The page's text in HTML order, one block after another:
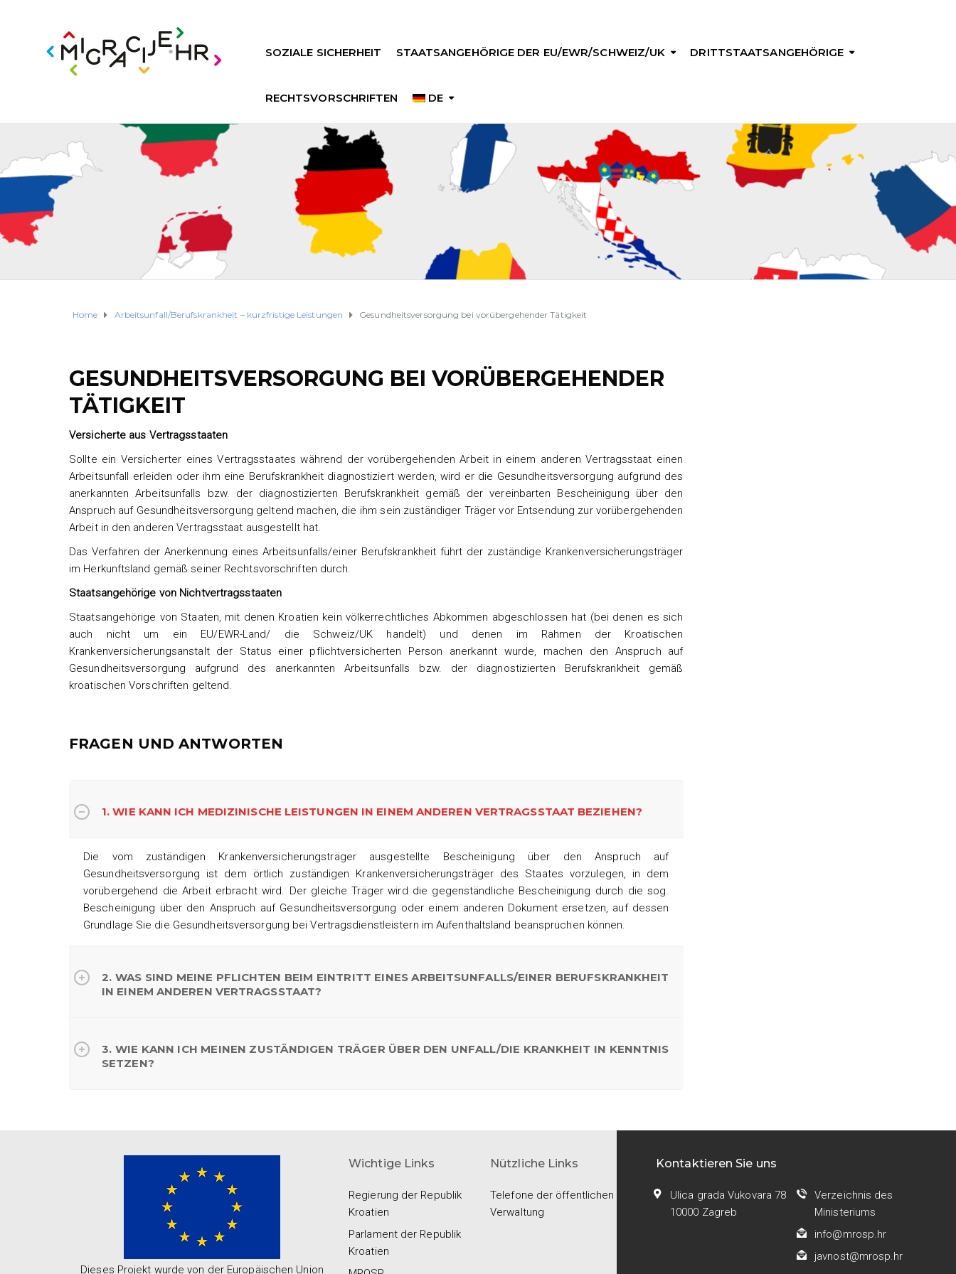
SOZIALE SICHERHEIT STAATSANGEHÖRIGE DER EU/EWR/SCHWEIZ/UK DRITTSTAATSANGEHÖRIGE
RECHTSVORSCHRIFTEN DE
Home Arbeitsunfall/Berufskrankheit – kurzfristige Leistungen Gesundheitsversorgung bei vorübergehender Tätigkeit
GESUNDHEITSVERSORGUNG BEI VORÜBERGEHENDER
TÄTIGKEIT
Versicherte aus Vertragsstaaten
Sollte ein Versicherter eines Vertragsstaates während der vorübergehenden Arbeit in einem anderen Vertragsstaat einen
Arbeitsunfall erleiden oder ihm eine Berufskrankheit diagnostiziert werden, wird er die Gesundheitsversorgung aufgrund des
anerkannten Arbeitsunfalls bzw. der diagnostizierten Berufskrankheit gemäß der vereinbarten Bescheinigung über den
Anspruch auf Gesundheitsversorgung geltend machen, die ihm sein zuständiger Träger vor Entsendung zur vorübergehenden
Arbeit in den anderen Vertragsstaat ausgestellt hat.
Das Verfahren der Anerkennung eines Arbeitsunfalls/einer Berufskrankheit führt der zuständige Krankenversicherungsträger
im Herkunftsland gemäß seiner Rechtsvorschriften durch.
Staatsangehörige von Nichtvertragsstaaten
Staatsangehörige von Staaten, mit denen Kroatien kein völkerrechtliches Abkommen abgeschlossen hat (bei denen es sich
auch nicht um ein EU/EWR-Land/ die Schweiz/UK handelt) und denen im Rahmen der Kroatischen
Krankenversicherungsanstalt der Status einer pflichtversicherten Person anerkannt wurde, machen den Anspruch auf
Gesundheitsversorgung aufgrund des anerkannten Arbeitsunfalls bzw. der diagnostizierten Berufskrankheit gemäß
kroatischen Vorschriften geltend.
FRAGEN UND ANTWORTEN
1. WIE KANN ICH MEDIZINISCHE LEISTUNGEN IN EINEM ANDEREN VERTRAGSSTAAT BEZIEHEN?
Die vom zuständigen Krankenversicherungsträger ausgestellte Bescheinigung über den Anspruch auf
Gesundheitsversorgung ist dem örtlich zuständigen Krankenversicherungsträger des Staates vorzulegen, in dem
vorübergehend die Arbeit erbracht wird. Der gleiche Träger wird die gegenständliche Bescheinigung durch die sog.
Bescheinigung über den Anspruch auf Gesundheitsversorgung oder einem anderen Dokument ersetzen, auf dessen
Grundlage Sie die Gesundheitsversorgung bei Vertragsdienstleistern im Aufenthaltsland beanspruchen können.
2. WAS SIND MEINE PFLICHTEN BEIM EINTRITT EINES ARBEITSUNFALLS/EINER BERUFSKRANKHEIT
IN EINEM ANDEREN VERTRAGSSTAAT?
3. WIE KANN ICH MEINEN ZUSTÄNDIGEN TRÄGER ÜBER DEN UNFALL/DIE KRANKHEIT IN KENNTNIS
SETZEN?
Dieses Projekt wurde von der Europäischen Union
Wichtige Links
Regierung der Republik
Kroatien
Parlament der Republik
Kroatien
Nützliche Links
Telefone der öffentlichen
Verwaltung
Kontaktieren Sie uns
Ulica grada Vukovara 78
10000 Zagreb
Verzeichnis des
Ministeriums
info@mrosp.hr
javnost@mrosp.hr